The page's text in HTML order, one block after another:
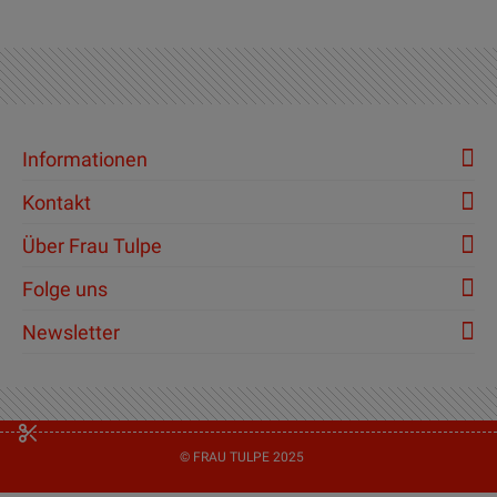
Informationen
Kontakt
Über Frau Tulpe
Folge uns
Newsletter
© FRAU TULPE 2025